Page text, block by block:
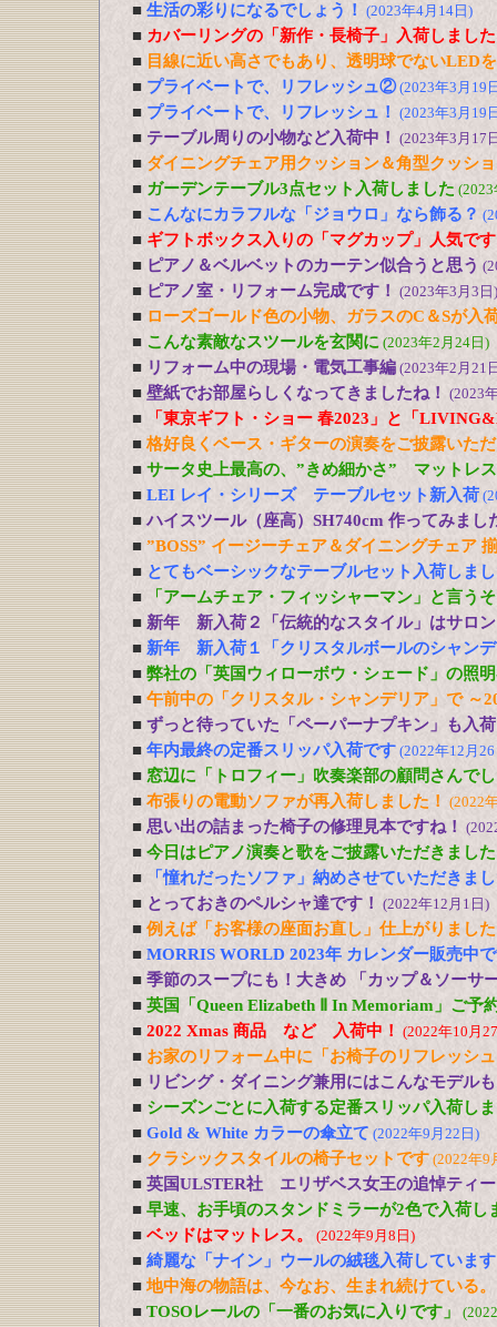
■ 生活の彩りになるでしょう！ (2023年4月14日)
■ カバーリングの「新作・長椅子」入荷しまし
■ 目線に近い高さでもあり、透明球でないLED
■ プライベートで、リフレッシュ②(2023年3月19
■ プライベートで、リフレッシュ！ (2023年3月19
■ テーブル周りの小物など入荷中！ (2023年3月17
■ ダイニングチェア用クッション＆角型クッシ
■ ガーデンテーブル3点セット入荷しました
■ こんなにカラフルな「ジョウロ」なら飾る？
■ ギフトボックス入りの「マグカップ」人気で
■ ピアノ＆ベルベットのカーテン似合うと思う
■ ピアノ室・リフォーム完成です！ (2023年3月3日)
■ ローズゴールド色の小物、ガラスのC＆Sが入
■ こんな素敵なスツールを玄関に (2023年2月24日)
■ リフォーム中の現場・電気工事編 (2023年2月21
■ 壁紙でお部屋らしくなってきましたね！ (2023
■
「東京ギフト・ショー 春2023」と「
■ 格好良くベース・ギターの演奏をご披露いた
■ サータ史上最高の、”きめ細かさ” マットレ
■ LEI レイ・シリーズ テーブルセット新入荷
■ ハイスツール（座高）SH740cm 作ってみまし
■ ”BOSS” イージーチェア＆ダイニングチェア
■ とてもベーシックなテーブルセット入荷しま
■
「アームチェア・フィッシャーマン」と言う
■ 新年 新入荷２「伝統的なスタイル」はサロ
■ 新年 新入荷１「クリスタルボールのシャン
■ 弊社の「英国ウィローボウ・シェード」の照
■ 午前中の「クリスタル・シャンデリア」で ～
■ ずっと待っていた「ペーパーナプキン」も入
■ 年内最終の定番スリッパ入荷です (2022年12月
■ 窓辺に「トロフィー」吹奏楽部の顧問さんで
■ 布張りの電動ソファが再入荷しました！ (2022
■ 思い出の詰まった椅子の修理見本ですね！
■ 今日はピアノ演奏と歌をご披露いただきまし
■
「憧れだったソファ」納めさせていただきま
■ とっておきのペルシャ達です！ (2022年12月1日)
■ 例えば「お客様の座面お直し」仕上がりました
■ MORRIS WORLD 2023年 カレンダー販売中
■ 季節のスープにも！大きめ 「カップ＆ソーサ
■ 英国「Queen Elizabeth Ⅱ In Memoriam」ご予
■ 2022 Xmas 商品 など 入荷中！ (2022年10月
■ お家のリフォーム中に「お椅子のリフレッシ
■ リビング・ダイニング兼用にはこんなモデルも
■ シーズンごとに入荷する定番スリッパ入荷し
■ Gold & White カラーの傘立て (2022年9月22日)
■ クラシックスタイルの椅子セットです (2022年9
■ 英国ULSTER社 エリザベス女王の追悼ティ
■ 早速、お手頃のスタンドミラーが2色で入荷し
■ ベッドはマットレス。 (2022年9月8日)
■ 綺麗な「ナイン」ウールの絨毯入荷しています
■ 地中海の物語は、今なお、生まれ続けている
■ TOSOレールの「一番のお気に入りです」